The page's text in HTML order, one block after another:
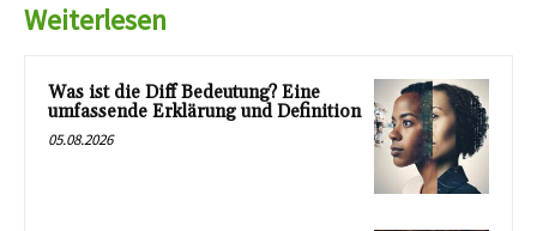
Weiterlesen
Was ist die Diff Bedeutung? Eine
umfassende Erklärung und Definition
05.08.2026